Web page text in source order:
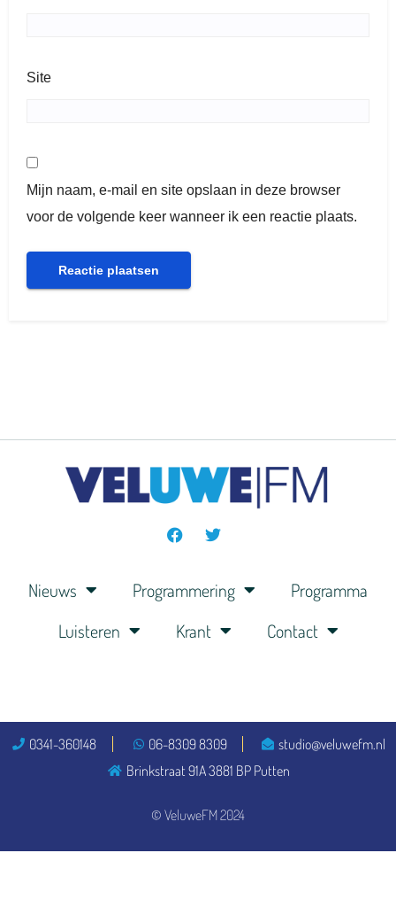
Site
Mijn naam, e-mail en site opslaan in deze browser
voor de volgende keer wanneer ik een reactie plaats.
Nieuws Programmering
Programma
Luisteren
Krant Contact
© VeluweFM 2024
0341-360148 06-8309 8309
studio@veluwefm.nl
Brinkstraat 91A 3881 BP Putten